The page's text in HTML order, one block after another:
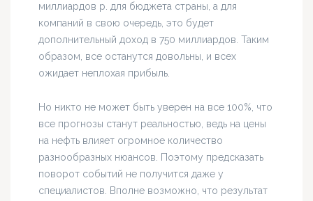
миллиардов р. для бюджета страны, а для
компаний в свою очередь, это будет
дополнительный доход в 750 миллиардов. Таким
образом, все останутся довольны, и всех
ожидает неплохая прибыль.
Но никто не может быть уверен на все 100%, что
все прогнозы станут реальностью, ведь на цены
на нефть влияет огромное количество
разнообразных нюансов. Поэтому предсказать
поворот событий не получится даже у
специалистов. Вполне возможно, что результат